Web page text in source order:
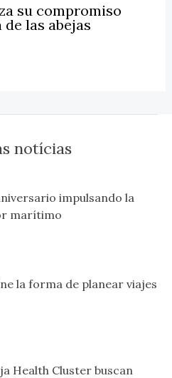
su compromiso
las abejas
notícias
impulsando la
marítimo
la forma de planear viajes
Health Cluster buscan